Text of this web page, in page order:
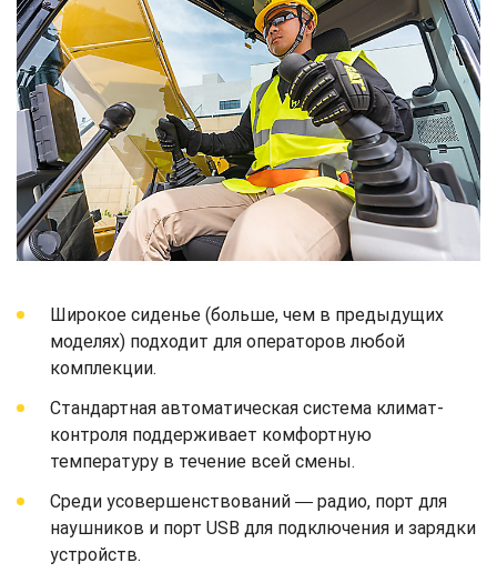
Широкое сиденье (больше, чем в предыдущих
моделях) подходит для операторов любой
комплекции.
Стандартная автоматическая система климат-
контроля поддерживает комфортную
температуру в течение всей смены.
Среди усовершенствований ― радио, порт для
наушников и порт USB для подключения и зарядки
устройств.